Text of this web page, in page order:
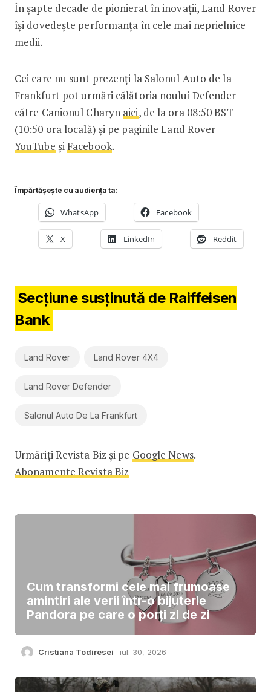
În șapte decade de pionierat în inovații, Land Rover
își dovedește performanța în cele mai neprielnice
medii.
Cei care nu sunt prezenți la Salonul Auto de la
Frankfurt pot urmări călătoria noului Defender
către Canionul Charyn aici, de la ora 08:50 BST
(10:50 ora locală) și pe paginile Land Rover
YouTube și Facebook.
Împărtășește cu audiența ta:
WhatsApp Facebook
X LinkedIn Reddit
Secțiune susținută de Raiffeisen
Bank
Land Rover Land Rover 4X4
Land Rover Defender
Salonul Auto De La Frankfurt
Urmăriți Revista Biz și pe Google News.
Abonamente Revista Biz
Cum transformi cele mai frumoase
amintiri ale verii într-o bijuterie
Pandora pe care o porți zi de zi
Cristiana Todiresei iul. 30, 2026